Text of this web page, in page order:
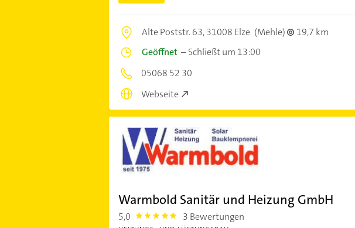
Alte Poststr. 63,31008 Elze (Mehle)
19,7 km
Geöffnet–Schließt um 13:00
05068 52 30
Webseite
Warmbold Sanitär und Heizung GmbH
5,0 5.0 3 Bewertungen